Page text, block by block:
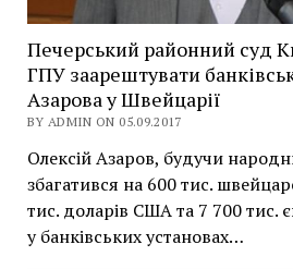
Печерський районний суд
ГПУ заарештувати
Азарова у Швейцарії
BY ADMIN ON 05.09.2017
Олексій Азаров, будучи
збагатився на 600 тис.
тис. доларів США та 7 700 тис.
у банківських установах…